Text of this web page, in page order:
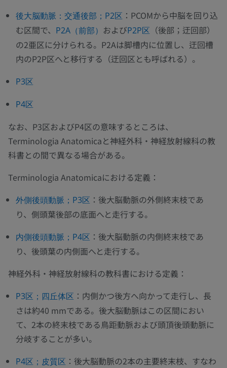
後大脳動脈：交通後部；P2区 ：PCOMから中脳を回り込
む区間で、 P2A（前部） およびP2P区 （後部；迂回部）
の2亜区に分けられる。P2Aは脚槽内に位置し、迂回槽
内のP2P区へと移行する（迂回区とも呼ばれる）。
P3区
P4区
なお、P3区およびP4区の意味するところは、
Terminologia Anatomicaと神経外科・神経放射線科の教
科書との間で異なる場合がある。
Terminologia Anatomicaにおける定義：
外側後頭動脈；P3区 ：後大脳動脈の外側終末枝であ
り、側頭葉後部の底面へと走行する。
内側後頭動脈；P4区 ：後大脳動脈の内側終末枝であ
り、後頭葉の内側面へと走行する。
神経外科・神経放射線科の教科書における定義：
P3区；四丘体区 ：内側かつ後方へ向かって走行し、長
さは約40 mmである。後大脳動脈はこの区間におい
て、2本の終末枝である鳥距動脈および頭頂後頭動脈に
分岐することが多い。
P4区；皮質区 ：後大脳動脈の2本の主要終末枝、すなわ